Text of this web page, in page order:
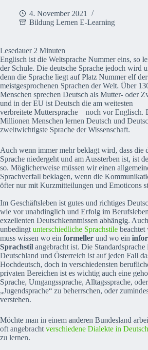
4. November 2021
Bildung Lernen E-Learning
Lesedauer 2 Minuten
Englisch ist die Weltsprache Nummer eins, so
der Schule. Die deutsche Sprache jedoch wird
denn die Sprache liegt auf Platz Nummer elf
meistgesprochenen Sprachen der Welt. Über
Menschen sprechen Deutsch als Mutter- oder
und in der EU ist Deutsch die am weitesten
verbreitete Muttersprache – noch vor Englisch.
Millionen Menschen lernen Deutsch und
zweitwichtigste Sprache der Wissenschaft.
Auch wenn immer mehr beklagt wird, dass die
Sprache niedergeht und am Aussterben ist, ist
so. Möglicherweise müssen wir einen
Sprachverfall beklagen, wenn die
öfter nur mit Kurzmitteilungen und Emoticons
Im Geschäftsleben ist gutes und richtiges
wie vor unabdinglich und Erfolg im
exzellenten Deutschkenntnissen abhängig.
unbedingt unterschiedliche Sprachstile beachtet
muss wissen wo ein formeller und wo ein
Sprachstil angebracht ist. Die Standardsprache
Deutschland und Österreich ist auf jeden Fall
Hochdeutsch, doch in verschiedensten
privaten Bereichen ist es wichtig auch eine
Sprache, Umgangssprache, Alltagssprache,
„Jugendsprache“ zu beherrschen, oder
verstehen.
Möchte man in einem anderen Bundesland
oft angebracht verschiedene Dialekte in
zu lernen.